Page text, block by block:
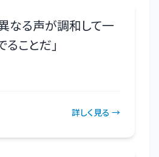
なる声が調和して一
ることだ 」
詳しく見る →